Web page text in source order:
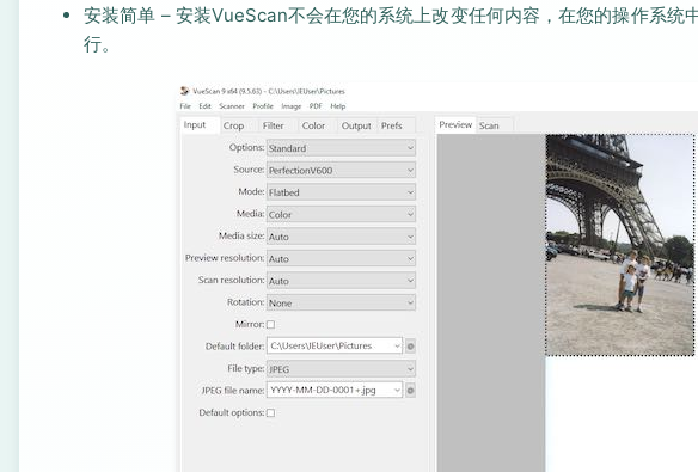
安装简单 – 安装VueScan不会在您的系统上改变任何内容，在您的操作系统
行。